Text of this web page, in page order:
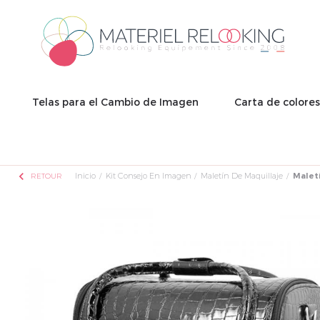
Telas para el Cambio de Imagen Carta de
chevron_left RETOUR Inicio Kit Consejo En Imagen Maletín De Maquillaje